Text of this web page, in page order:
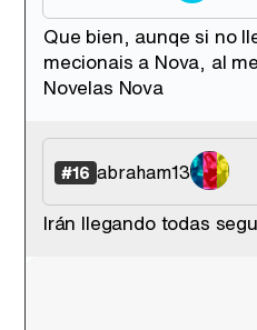
Que bien, aunqe si no
mecionais a Nova, al
Novelas Nova
#16 abraham13
Irán llegando todas